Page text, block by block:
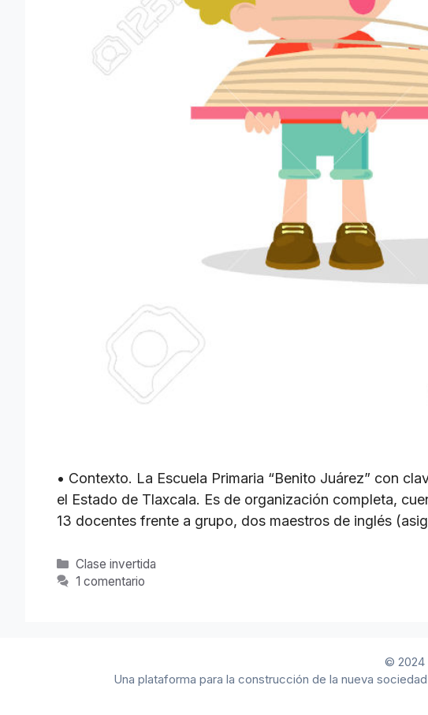
• Contexto. La Escuela Primaria “Benito Juárez” con
el Estado de Tlaxcala. Es de organización completa,
13 docentes frente a grupo, dos maestros de inglés
Categorías
Clase invertida
1 comentario
© 2024
Una plataforma para la construcción de la nueva